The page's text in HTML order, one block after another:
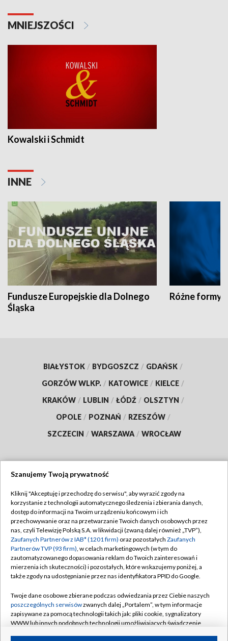
MNIEJSZOŚCI
Kowalski i Schmidt
INNE
Fundusze Europejskie dla Dolnego
Śląska
Różne formy
BIAŁYSTOK / BYDGOSZCZ / GDAŃSK /
GORZÓW WLKP. / KATOWICE / KIELCE /
KRAKÓW / LUBLIN / ŁÓDŹ / OLSZTYN /
OPOLE / POZNAŃ / RZESZÓW /
SZCZECIN / WARSZAWA / WROCŁAW
TVP
Abonament TVP
Emisja w TVP
Centrum informacji TVP
Naziemna Telewizja Cyfrowa
Rada Programowa
System NOS
Informacje o nadawcy
Regulamin TVP
Polityka prywatności
Moje zgody
Pomoc
Kontakt
Kanały
Szanujemy Twoją prywatność
Kliknij "Akceptuję i przechodzę do serwisu", aby wyrazić zgody na
korzystanie z technologii automatycznego śledzenia i zbierania danych,
dostęp do informacji na Twoim urządzeniu końcowym i ich
przechowywanie oraz na przetwarzanie Twoich danych osobowych przez
nas, czyli Telewizję Polską S.A. w likwidacji (zwaną dalej również „TVP”),
Zaufanych Partnerów z IAB* (1201 firm) oraz pozostałych Zaufanych
Partnerów TVP (93 firm), w celach marketingowych (w tym do
zautomatyzowanego dopasowania reklam do Twoich zainteresowań i
mierzenia ich skuteczności) i pozostałych, które wskazujemy poniżej, a
także zgody na udostępnianie przez nas identyfikatora PPID do Google.
Twoje dane osobowe zbierane podczas odwiedzania przez Ciebie naszych
poszczególnych serwisówzwanych dalej „Portalem”, w tym informacje
zapisywane za pomocą technologii takich jak: pliki cookie, sygnalizatory
WWW lub innych podobnych technologii umożliwiających świadczenie